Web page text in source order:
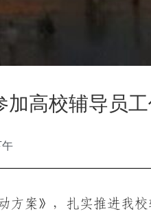
高校辅导员
方案》，扎实推进我